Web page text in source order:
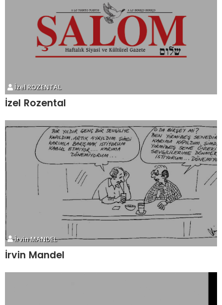
İzel ROZENTAL
İzel Rozental
İrvin MANDEL
İrvin Mandel